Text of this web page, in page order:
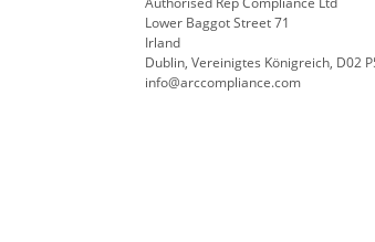
Lower Baggot Street 71
Irland
Dublin, Vereinigtes Königreich, D02
info@arccompliance.com